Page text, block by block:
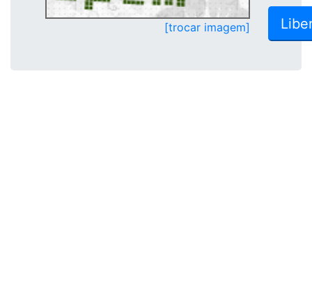
[trocar imagem]